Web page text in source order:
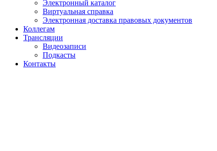
Электронный каталог
Виртуальная справка
Электронная доставка правовых документов
Коллегам
Трансляции
Видеозаписи
Подкасты
Контакты